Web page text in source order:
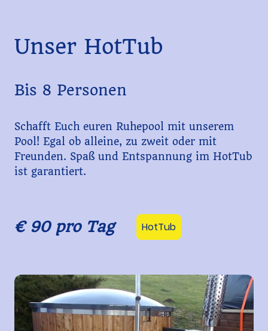
Unser HotTub
Bis 8 Personen
Schafft Euch euren Ruhepool mit unserem
Pool! Egal ob alleine, zu zweit oder mit
Freunden. Spaß und Entspannung im HotTub
ist garantiert.
€ 90 pro Tag HotTub